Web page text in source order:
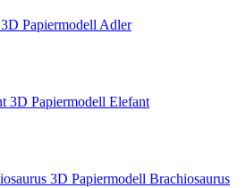
3D Papiermodell Adler
3D Papiermodell Elefant
3D Papiermodell Brachiosaurus